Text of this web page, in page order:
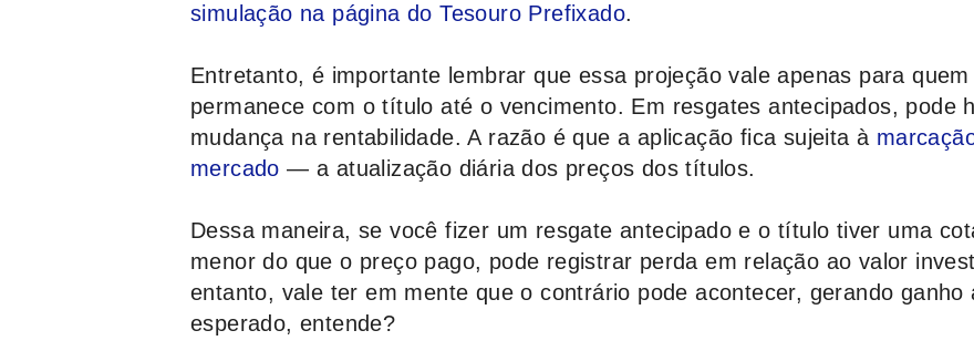
simulação na página do Tesouro Prefixado.
Entretanto, é importante lembrar que essa projeção vale apenas para quem
permanece com o título até o vencimento. Em resgates antecipados, pode
mudança na rentabilidade. A razão é que a aplicação fica sujeita à
mercado — a atualização diária dos preços dos títulos.
Dessa maneira, se você fizer um resgate antecipado e o título tiver uma
menor do que o preço pago, pode registrar perda em relação ao valor
entanto, vale ter em mente que o contrário pode acontecer, gerando ganho
esperado, entende?